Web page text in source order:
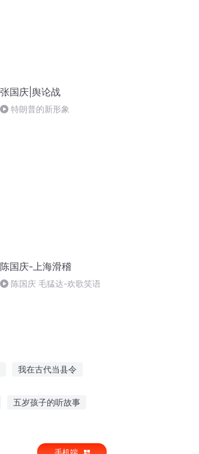
张国庆|舆论战
特朗普的新形象
陈国庆-上海滑稽
陈国庆 毛猛达-欢歌笑语
我在古代当县令
五岁孩子的听故事